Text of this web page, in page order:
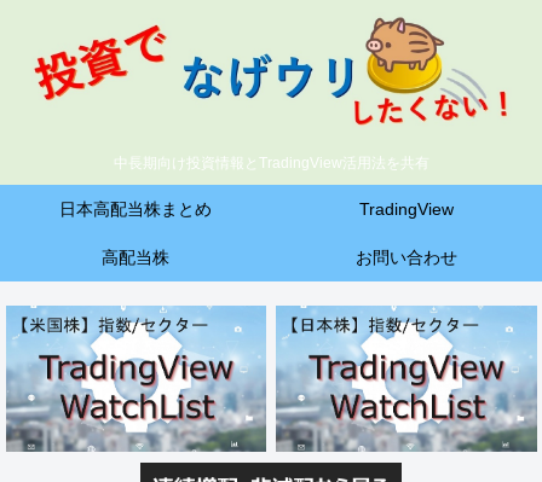
中長期向け投資情報とTradingView活用法を共有
日本高配当株まとめ TradingView
高配当株 お問い合わせ